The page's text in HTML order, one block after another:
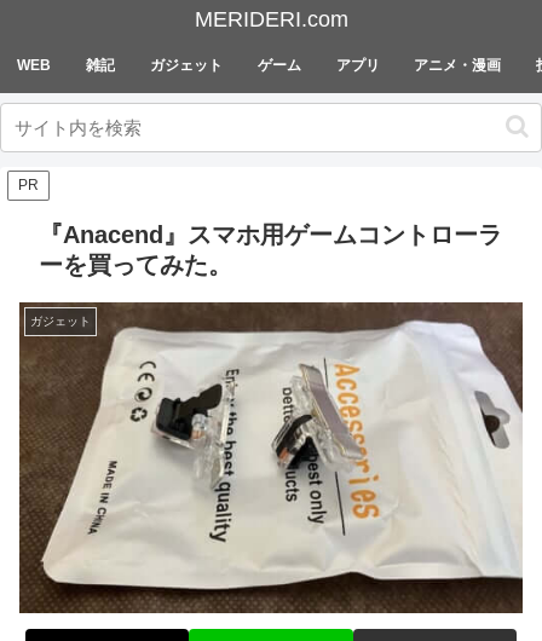
MERIDERI.com
WEB 雑記 ガジェット ゲーム アプリ アニメ・漫画
PR
『Anacend』スマホ用ゲームコントローラ
ーを買ってみた。
ガジェット